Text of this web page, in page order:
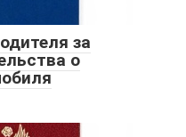
за
о